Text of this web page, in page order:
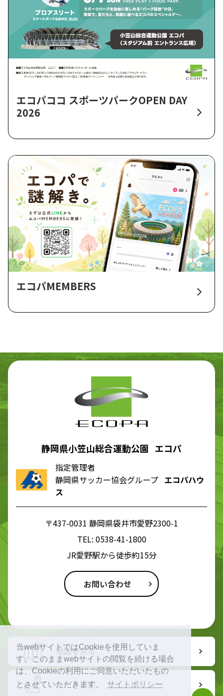
当webサイトではCookieを使用していま
す。このままwebサイトの閲覧を続ける場合
は、Cookieの利用にご同意いただいたもの
とさせていただきます。
サイトポリシー
エコパココ スポーツパークOPEN DAY
2026
エコパMEMBERS
静岡県小笠山総合運動公園 エコパ
指定管理者
静岡県サッカー協会グループ エコパハウ
ス
〒437-0031 静岡県袋井市愛野2300-1
TEL: 0538-41-1800
JR愛野駅から徒歩約15分
お問い合わせ
地図を見る
ルート検索